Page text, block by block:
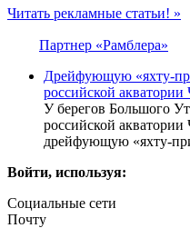
Читать рекламные статьи! »
Партнер «Рамблера»
Дрейфующую «яхту-
российской акватории
У берегов Большого
российской
дрейфующую «яхту-
Войти, используя:
Социальные сети
Почту